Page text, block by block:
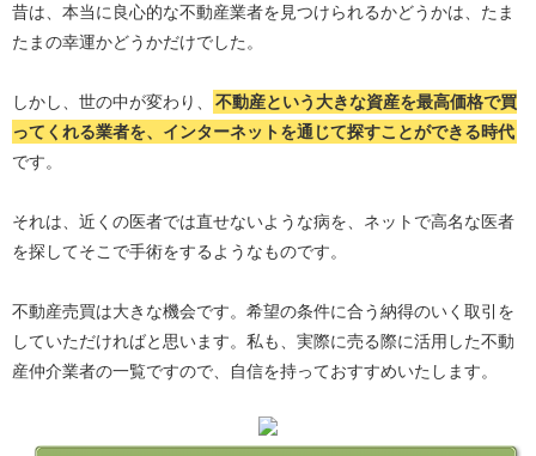
昔は、本当に良心的な不動産業者を見つけられるかどうかは、たま
たまの幸運かどうかだけでした。
しかし、世の中が変わり、
不動産という大きな資産を最高価格で買
ってくれる業者を、インターネットを通じて探すことができる時代
です。
それは、近くの医者では直せないような病を、ネットで高名な医者
を探してそこで手術をするようなものです。
不動産売買は大きな機会です。希望の条件に合う納得のいく取引を
していただければと思います。私も、実際に売る際に活用した不動
産仲介業者の一覧ですので、自信を持っておすすめいたします。